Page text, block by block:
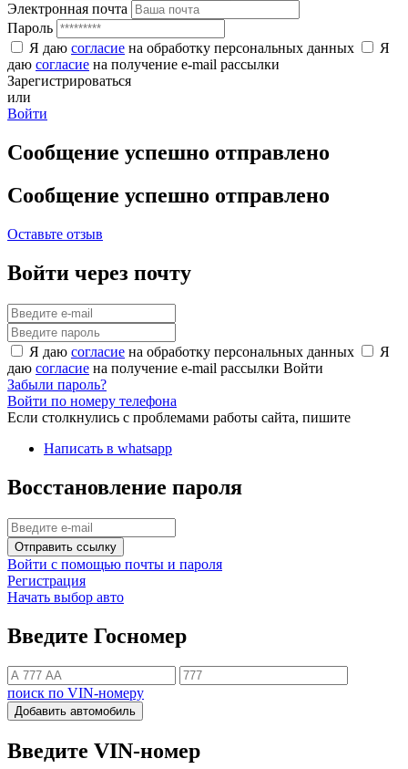
Электронная почта
Пароль
Я даю согласие на обработку персональных данных
Я
даю согласие на получение e-mail рассылки
Зарегистрироваться
или
Войти
Сообщение успешно отправлено
Сообщение успешно отправлено
Оставьте отзыв
Войти через почту
Я даю согласие на обработку персональных данных
Я
даю согласие на получение e-mail рассылки Войти
Забыли пароль?
Войти по номеру телефона
Если столкнулись с проблемами работы сайта, пишите
Написать в whatsapp
Восстановление пароля
Отправить ссылку
Войти с помощью почты и пароля
Регистрация
Начать выбор авто
Введите Госномер
поиск по VIN-номеру
Добавить автомобиль
Введите VIN-номер